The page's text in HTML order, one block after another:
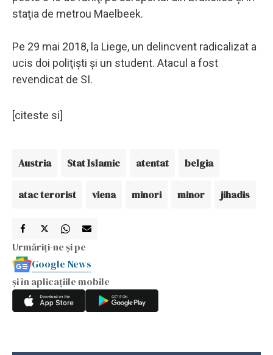
staţia de metrou Maelbeek.
Pe 29 mai 2018, la Liege, un delincvent radicalizat a
ucis doi poliţişti şi un student. Atacul a fost
revendicat de SI.
[citeste si]
Austria Stat Islamic atentat belgia
atac terorist viena minori minor jihadis
Urmăriți-ne și pe
Google News
și în aplicațiile mobile